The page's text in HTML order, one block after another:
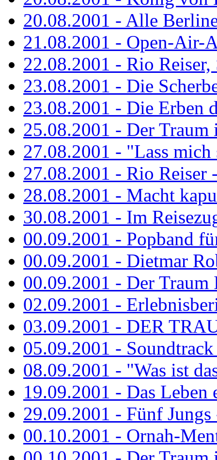
20.08.2001 - Alle
21.08.2001 - Open-Air-
22.08.2001 - Rio
23.08.2001 - Die
23.08.2001 - Die Erben
25.08.2001 - Der Traum
27.08.2001 - "Lass
27.08.2001 - Rio Reiser
28.08.2001 - Macht
30.08.2001 - Im
00.09.2001 - Popband
00.09.2001 - Dietmar
00.09.2001 - Der Traum
02.09.2001 -
03.09.2001 - DER
05.09.2001 -
08.09.2001 - "Was ist
19.09.2001 - Das Leben
29.09.2001 - Fünf
00.10.2001 - Ornah-